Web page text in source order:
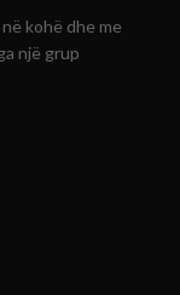
kohë dhe me
një grup